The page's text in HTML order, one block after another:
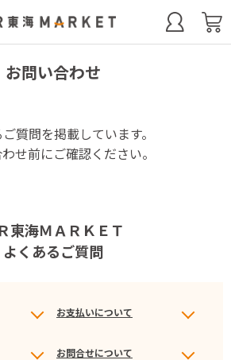
お問い合わせ
質問を掲載しています。
せ前にご確認ください。
東海ＭＡＲＫＥＴ
よくあるご質問
お支払いについて
お問合せについて